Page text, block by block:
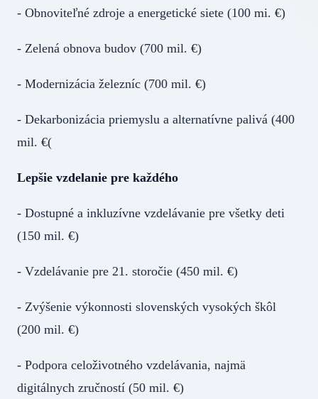
- Obnoviteľné zdroje a energetické siete (100 mi. €)
- Zelená obnova budov (700 mil. €)
- Modernizácia železníc (700 mil. €)
- Dekarbonizácia priemyslu a alternatívne palivá (400
mil. €(
Lepšie vzdelanie pre každého
- Dostupné a inkluzívne vzdelávanie pre všetky deti
(150 mil. €)
- Vzdelávanie pre 21. storočie (450 mil. €)
- Zvýšenie výkonnosti slovenských vysokých škôl
(200 mil. €)
- Podpora celoživotného vzdelávania, najmä
digitálnych zručností (50 mil. €)